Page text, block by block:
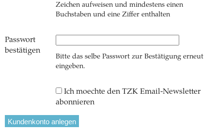
Zeichen aufweisen und mindestens einen
Buchstaben und eine Ziffer enthalten
Passwort
bestätigen
Bitte das selbe Passwort zur Bestätigung erneut
eingeben.
Ich moechte den TZK Email-Newsletter
abonnieren